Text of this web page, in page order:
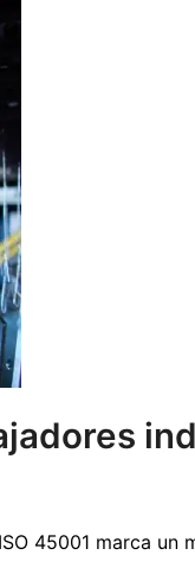
45001 marca